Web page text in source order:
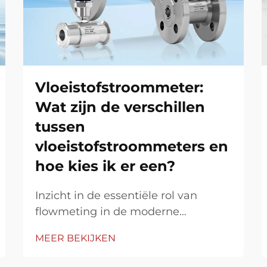
Vloeistofstroommeter:
Wat zijn de verschillen
tussen
vloeistofstroommeters en
hoe kies ik er een?
Inzicht in de essentiële rol van
flowmeting in de moderne
ligt ten grondslag aan talloze
MEER BEKIJKEN